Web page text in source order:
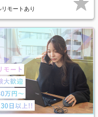
リモートあり